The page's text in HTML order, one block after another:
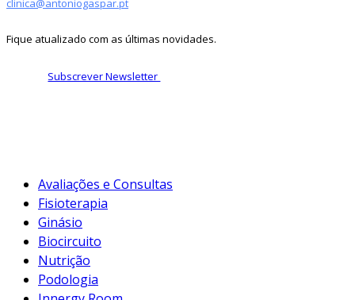
clinica@antoniogaspar.pt
Fique atualizado com as últimas novidades.
Subscrever Newsletter
Avaliações e Consultas
Fisioterapia
Ginásio
Biocircuito
Nutrição
Podologia